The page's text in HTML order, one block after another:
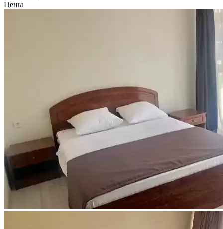
Цены